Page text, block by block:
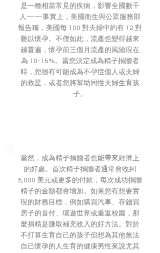
是一種相當常見的疾病，影響全國數千
人——事實上，美國衛生與公眾服務部
報告稱，美國每 100 對夫婦中約有 12 對
難以懷孕。不僅如此，流產也變得越來
越普遍，懷孕前三個月流產的風險現在
為 10-15%。當您決定成為精子捐贈者
時，您很有可能成為不孕症個人或夫婦
的救星，或者您將幫助同性夫婦生育孩
子。
當然，成為精子捐贈者也能帶來經濟上
的好處。首次精子捐贈者通常會收到
5,000 美元或更多的付款，每次成功捐贈
精子的金額都會增加。如果您有想要實
現的財務目標，例如購買汽車、存錢買
房子的首付、環遊世界或重返校園，那
麼捐精是賺取補充收入的好方法。對於
不打算生育自己的孩子但想為其他無法
自己懷孕的人生育的健康男性來說尤其